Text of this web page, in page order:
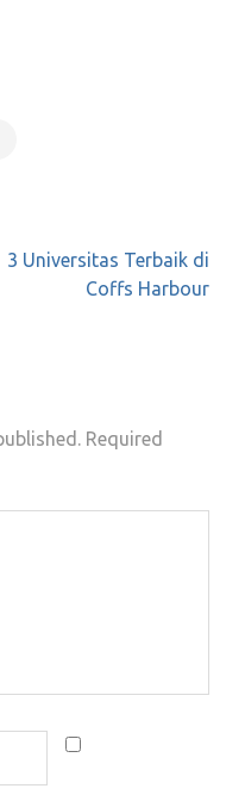
3 Universitas Terbaik di
Coffs Harbour
Required